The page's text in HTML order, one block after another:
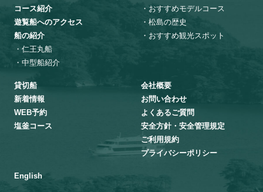
コース紹介
遊覧船へのアクセス
船の紹介
・仁王丸船
・中型船紹介
・おすすめモデルコース
・松島の歴史
・おすすめ観光スポット
貸切船
新着情報
WEB予約
塩釜コース
会社概要
お問い合わせ
よくあるご質問
安全方針・安全管理規定
ご利用規約
プライバシーポリシー
English